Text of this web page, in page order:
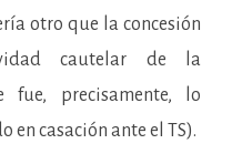
otro que la concesión
cautelar de la
fue, precisamente, lo
en casación ante el TS).